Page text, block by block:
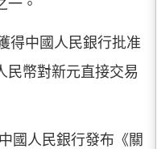
一。
得中國人民銀行批准
民幣對新元直接交易
國人民銀行發布《關